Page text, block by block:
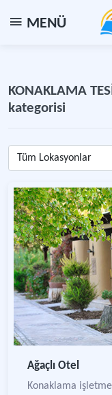
MENÜ
KONAKLAMA
kategorisi
Tüm Lokasyonlar
Ağaçlı Otel
Konaklama